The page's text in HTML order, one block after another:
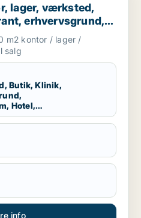
lager, værksted,
erhvervsgrund,
hotel eller
salg i Region
m2 kontor / lager /
salg
Butik, Klinik,
Hotel,
info